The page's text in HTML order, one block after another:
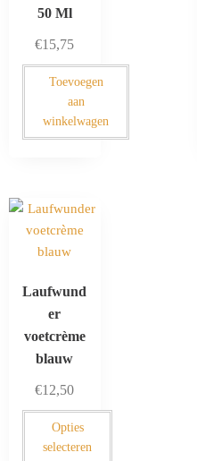
50 Ml
€15,75
Toevoegen
aan
winkelwagen
Laufwund
er
voetcrème
blauw
€12,50
Opties
selecteren